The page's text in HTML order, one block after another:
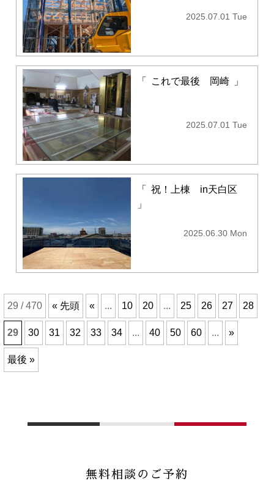
2025.07.01 Tue
「 これで最後 岡崎 」
2025.07.01 Tue
「
祝！上棟 in天白区
」
2025.06.30 Mon
29 / 470 « 先頭 « ... 10 20 ... 25 26 27 28
29 30 31 32 33 34 ... 40 50 60 ... »
最後 »
無料相談のご予約